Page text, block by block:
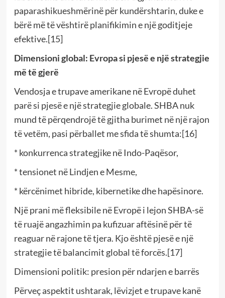
paparashikueshmërinë për kundërshtarin, duke e
bërë më të vështirë planifikimin e një goditjeje
efektive.[15]
Dimensioni global: Evropa si pjesë e një strategjie
më të gjerë
Vendosja e trupave amerikane në Evropë duhet
parë si pjesë e një strategjie globale. SHBA nuk
mund të përqendrojë të gjitha burimet në një rajon
të vetëm, pasi përballet me sfida të shumta:[16]
* konkurrenca strategjike në Indo-Paqësor,
* tensionet në Lindjen e Mesme,
* kërcënimet hibride, kibernetike dhe hapësinore.
Një prani më fleksibile në Evropë i lejon SHBA-së
të ruajë angazhimin pa kufizuar aftësinë për të
reaguar në rajone të tjera. Kjo është pjesë e një
strategjie të balancimit global të forcës.[17]
Dimensioni politik: presion për ndarjen e barrës
Përveç aspektit ushtarak, lëvizjet e trupave kanë